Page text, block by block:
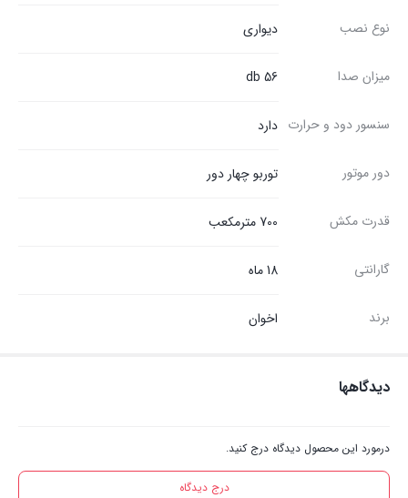
نوع نصب دیواری
میزان صدا 56 db
سنسور دود و حرارت دارد
دور موتور توربو چهار دور
قدرت مکش 700 مترمکعب
گارانتی 18 ماه
برند اخوان
دیدگاهها
درمورد این محصول دیدگاه درج کنید.
درج دیدگاه